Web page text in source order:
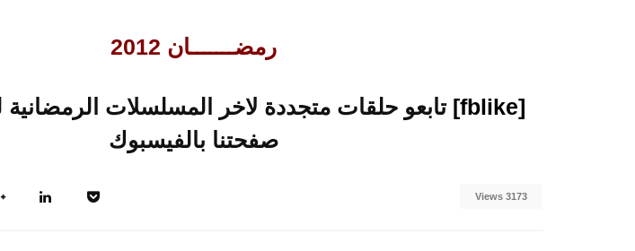
رمضـــــــان 2012
[fblike]
صفحتنا بالفيسبوك
3173 Views